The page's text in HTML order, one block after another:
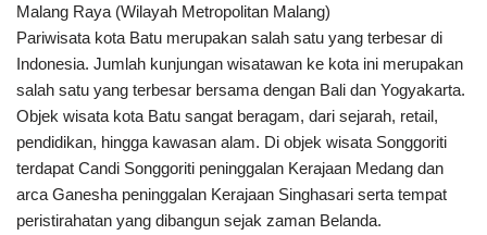
Malang Raya (Wilayah Metropolitan Malang)
Pariwisata kota Batu merupakan salah satu yang terbesar di
Indonesia. Jumlah kunjungan wisatawan ke kota ini merupakan
salah satu yang terbesar bersama dengan Bali dan Yogyakarta.
Objek wisata kota Batu sangat beragam, dari sejarah, retail,
pendidikan, hingga kawasan alam. Di objek wisata Songgoriti
terdapat Candi Songgoriti peninggalan Kerajaan Medang dan
arca Ganesha peninggalan Kerajaan Singhasari serta tempat
peristirahatan yang dibangun sejak zaman Belanda.